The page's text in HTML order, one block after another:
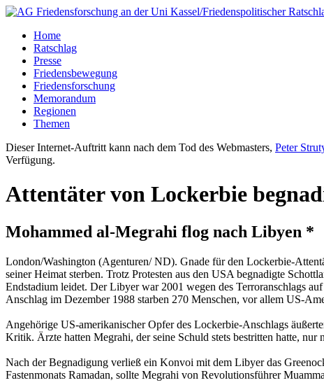
Home
Ratschlag
Presse
Friedensbewegung
Friedensforschung
Memorandum
Regionen
Themen
Dieser Internet-Auftritt kann nach dem Tod des Webmasters, Peter
Verfügung.
Attentäter von Lockerbie
Mohammed al-Megrahi flog nach Libyen *
London/Washington (Agenturen/ ND). Gnade für den Lockerbie-
seiner Heimat sterben. Trotz Protesten aus den USA begnadigte
Endstadium leidet. Der Libyer war 2001 wegen des Terroranschlags
Anschlag im Dezember 1988 starben 270 Menschen, vor allem US-
Angehörige US-amerikanischer Opfer des Lockerbie-Anschlags
Kritik. Ärzte hatten Megrahi, der seine Schuld stets bestritten hatte, nur
Nach der Begnadigung verließ ein Konvoi mit dem Libyer das
Fastenmonats Ramadan, sollte Megrahi von Revolutionsführer